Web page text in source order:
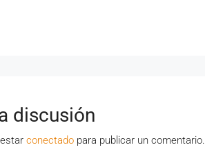
discusión
conectado para publicar un comentario.